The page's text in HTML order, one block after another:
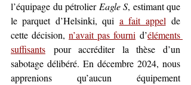
l’équipage du pétrolier Eagle S, estimant que
le parquet d’Helsinki, qui a fait appel de
cette décision, n’avait pas fourni d’éléments
suffisants pour accréditer la thèse d’un
sabotage délibéré. En décembre 2024, nous
apprenions qu’aucun équipement